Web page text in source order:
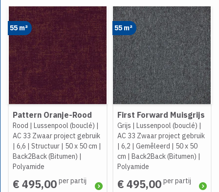
55 m²
Pattern Oranje-Rood
Rood | Lussenpool (bouclé) |
AC 33 Zwaar project gebruik
| 6,6 | Structuur | 50 x 50 cm |
Back2Back (Bitumen) |
Polyamide
€ 495,00 per partij
55 m²
First Forward Muisgrijs
Grijs | Lussenpool (bouclé) |
AC 33 Zwaar project gebruik
| 6,2 | Gemêleerd | 50 x 50
cm | Back2Back (Bitumen) |
Polyamide
€ 495,00 per partij